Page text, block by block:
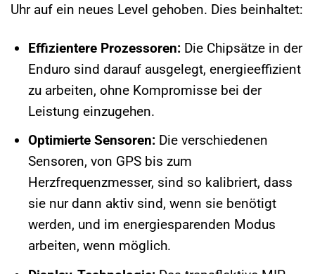
Uhr auf ein neues Level gehoben. Dies beinhaltet:
Effizientere Prozessoren:Die Chipsätze in der
Enduro sind darauf ausgelegt, energieeffizient
zu arbeiten, ohne Kompromisse bei der
Leistung einzugehen.
Optimierte Sensoren:Die verschiedenen
Sensoren, von GPS bis zum
Herzfrequenzmesser, sind so kalibriert, dass
sie nur dann aktiv sind, wenn sie benötigt
werden, und im energiesparenden Modus
arbeiten, wenn möglich.